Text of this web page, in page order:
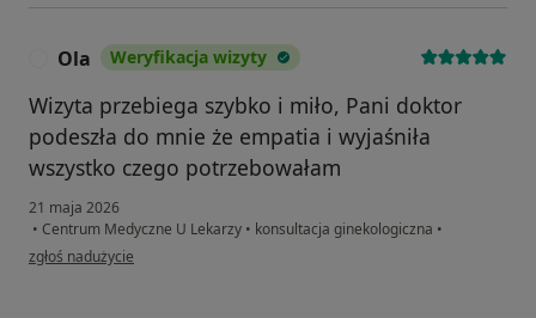
Ola Weryfikacja wizyty
Wizyta przebiega szybko i miło, Pani doktor
podeszła do mnie że empatia i wyjaśniła
wszystko czego potrzebowałam
21 maja 2026
• Centrum Medyczne U Lekarzy • konsultacja ginekologiczna •
w opinii użytkownika Ola
zgłoś nadużycie